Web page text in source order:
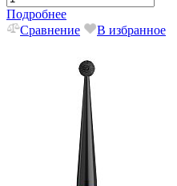
Подробнее
Сравнение
В избранное